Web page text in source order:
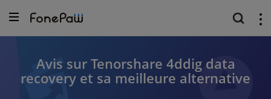
Avis sur Tenorshare 4ddig data
recovery et sa meilleure alternative